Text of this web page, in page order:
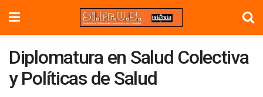
Diplomatura en Salud Colectiva
y Políticas de Salud